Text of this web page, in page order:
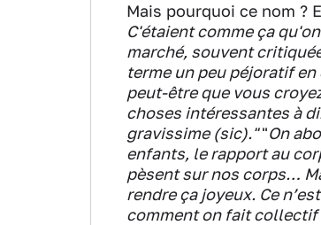
Mais pourquoi ce nom ?
C'étaient comme ça
marché, souvent
terme un peu péjoratif
peut-être que vous
choses intéressantes à
gravissime (sic).""On
enfants, le rapport au
pèsent sur nos corps…
rendre ça joyeux. Ce
comment on fait collectif